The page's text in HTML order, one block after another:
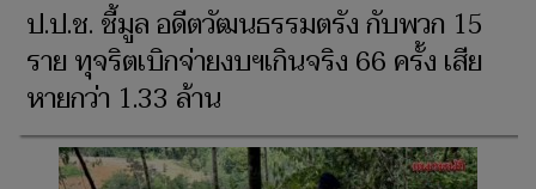
ป.ป.ช. ชี้มูล อดีตวัฒนธรรมตรัง กับพวก 15
ราย ทุจริตเบิกจ่ายงบฯเกินจริง 66 ครั้ง เสีย
หายกว่า 1.33 ล้าน